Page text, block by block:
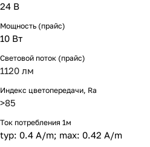
24 В
Мощность (прайс)
10 Вт
Световой поток (прайс)
1120 лм
Индекс цветопередачи, Ra
>85
Ток потребления 1м
typ: 0.4 A/m; max: 0.42 A/m